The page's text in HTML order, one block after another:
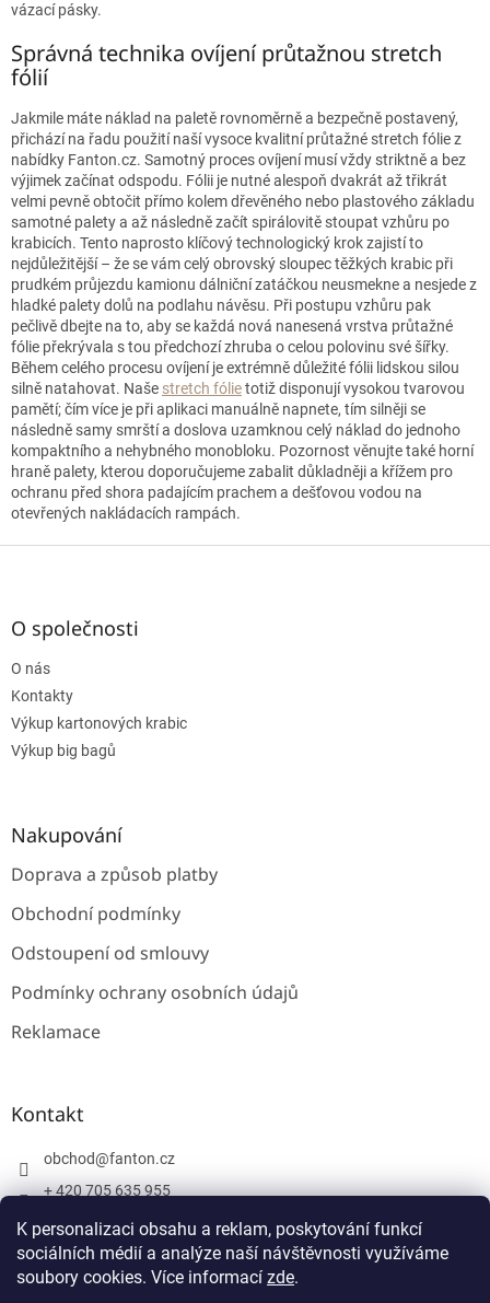
K personalizaci obsahu a reklam, poskytování funkcí
sociálních médií a analýze naší návštěvnosti využíváme
soubory cookies. Více informací zde.
vázací pásky.
Správná technika ovíjení průtažnou stretch
fólií
Jakmile máte náklad na paletě rovnoměrně a bezpečně postavený,
přichází na řadu použití naší vysoce kvalitní průtažné stretch fólie z
nabídky Fanton.cz. Samotný proces ovíjení musí vždy striktně a bez
výjimek začínat odspodu. Fólii je nutné alespoň dvakrát až třikrát
velmi pevně obtočit přímo kolem dřevěného nebo plastového základu
samotné palety a až následně začít spirálovitě stoupat vzhůru po
krabicích. Tento naprosto klíčový technologický krok zajistí to
nejdůležitější – že se vám celý obrovský sloupec těžkých krabic při
prudkém průjezdu kamionu dálniční zatáčkou neusmekne a nesjede z
hladké palety dolů na podlahu návěsu. Při postupu vzhůru pak
pečlivě dbejte na to, aby se každá nová nanesená vrstva průtažné
fólie překrývala s tou předchozí zhruba o celou polovinu své šířky.
Během celého procesu ovíjení je extrémně důležité fólii lidskou silou
silně natahovat. Naše stretch fólietotiž disponují vysokou tvarovou
pamětí; čím více je při aplikaci manuálně napnete, tím silněji se
následně samy smrští a doslova uzamknou celý náklad do jednoho
kompaktního a nehybného monobloku. Pozornost věnujte také horní
hraně palety, kterou doporučujeme zabalit důkladněji a křížem pro
ochranu před shora padajícím prachem a dešťovou vodou na
otevřených nakládacích rampách.
Z
O společnosti
O nás
Kontakty
Výkup kartonových krabic
Výkup big bagů
Nakupování
Doprava a způsob platby
Obchodní podmínky
Odstoupení od smlouvy
Podmínky ochrany osobních údajů
Reklamace
Kontakt
obchod@fanton.cz
+ 420 705 635 955
+ 420 705 635 951